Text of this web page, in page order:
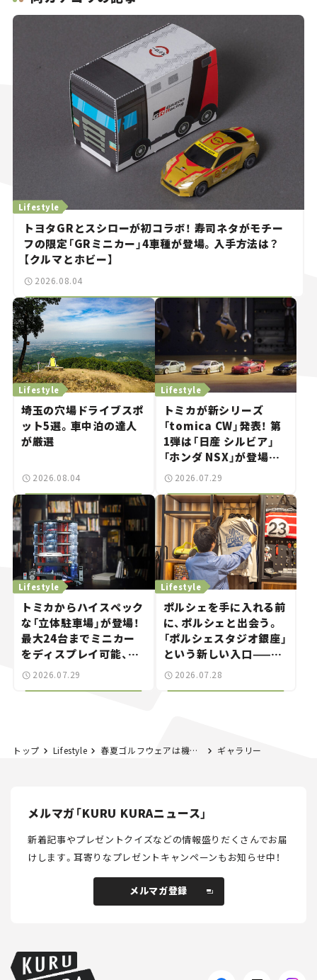
トヨタGRとスシローが初コラボ！ 寿司ネタがモチー
フの限定「GRミニカー」4車種が登場。入手方法は？
【クルマとホビー】
Lifestyle
2026.08.04
埼玉の穴場ドライブスポ
ット5選。車中泊の達人
が厳選
Lifestyle
2026.08.04
トミカが新シリーズ
「tomica CW」発表！ 第
1弾は「日産 シルビア」
「ホンダ NSX」が登場。
世界が注目す
とホビー】
Lifestyle
2026.07.29
トミカからハイスペック
な「立体駐車場」が登場！
最大24台までミニカー
をディスプレイ可能、特
別な「日産 GT-R
Lifestyle
2026.07.29
ポルシェを手に入れる前
に、ポルシェと出会う。
「ポルシェスタジオ銀座」
という新しい入口——連
載｜CCGとクルマでどう
Lifestyle
2026.07.28
トップ Lifestyle 春夏ゴルフウェアは機能性で選ぶ！「ルシアン ペラフィネ エルピーエフジー」の新作。【クルマとゴルフ】 ギャラリー
メルマガ「KURU KURAニュース」
新着記事やプレゼントクイズなどの情報盛りだくさんでお届
けします。耳寄りなプレゼントキャンペーンもお知らせ中！
メルマガ登録